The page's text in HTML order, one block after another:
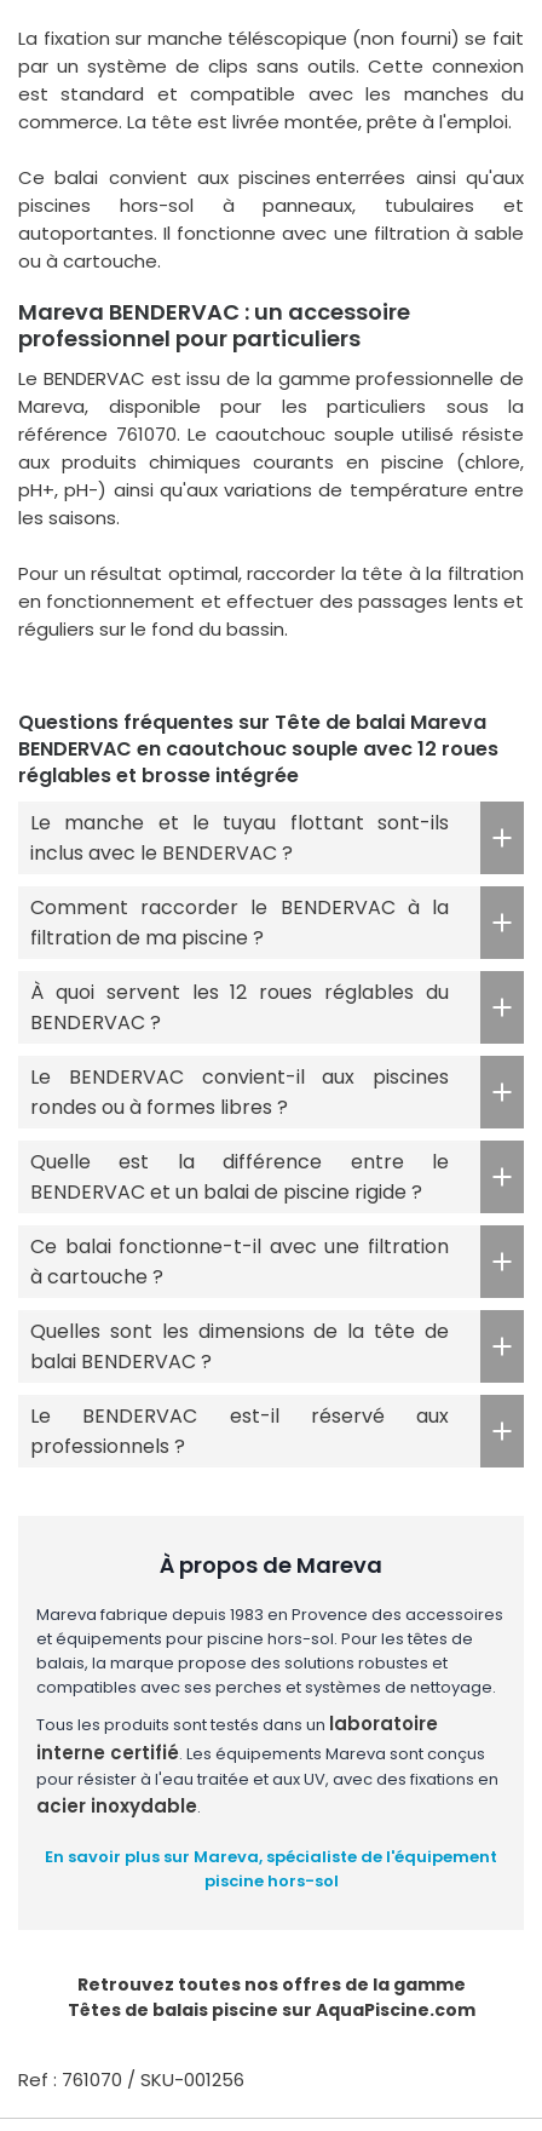
La fixation sur manche téléscopique (non fourni) se fait
par un système de clips sans outils. Cette connexion
est standard et compatible avec les manches du
commerce. La tête est livrée montée, prête à l'emploi.
Ce balai convient auxpiscines enterrées ainsi qu'aux
piscines hors-sol à panneaux, tubulaires et
autoportantes. Il fonctionne avec une filtration à sable
ou à cartouche.
Mareva BENDERVAC : un accessoire
professionnel pour particuliers
Le BENDERVAC est issu de la gamme professionnelle de
Mareva, disponible pour les particuliers sous la
référence 761070. Le caoutchouc souple utilisé résiste
aux produits chimiques courants en piscine (chlore,
pH+, pH-) ainsi qu'aux variations de température entre
les saisons.
Pour un résultat optimal, raccorder la tête à la filtration
en fonctionnement et effectuer des passages lents et
réguliers sur le fond du bassin.
Questions fréquentes sur Tête de balai Mareva
BENDERVAC en caoutchouc souple avec 12 roues
réglables et brosse intégrée
Le manche et le tuyau flottant sont-ils
inclus avec le BENDERVAC ?
Comment raccorder le BENDERVAC à la
filtration de ma piscine ?
À quoi servent les 12 roues réglables du
BENDERVAC ?
Le BENDERVAC convient-il aux piscines
rondes ou à formes libres ?
Quelle est la différence entre le
BENDERVAC et un balai de piscine rigide ?
Ce balai fonctionne-t-il avec une filtration
à cartouche ?
Quelles sont les dimensions de la tête de
balai BENDERVAC ?
Le BENDERVAC est-il réservé aux
professionnels ?
À propos de Mareva
Mareva fabrique depuis 1983 en Provence des accessoires
et équipements pour piscine hors-sol. Pour les têtes de
balais, la marque propose des solutions robustes et
compatibles avec ses perches et systèmes de nettoyage.
Tous les produits sont testés dans un laboratoire
interne certifié. Les équipements Mareva sont conçus
pour résister à l'eau traitée et aux UV, avec des fixations en
acier inoxydable.
En savoir plus sur Mareva, spécialiste de l'équipement
piscine hors-sol
Retrouvez toutes nos offres de la gamme
Têtes de balais piscine sur AquaPiscine.com
Ref : 761070 / SKU-001256